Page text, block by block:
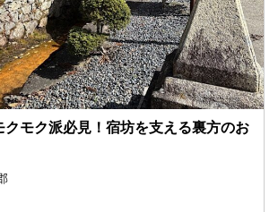
クモク派必見！宿坊を支える裏方のお